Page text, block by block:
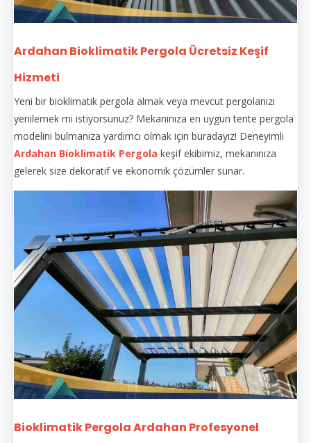
Ardahan Bioklimatik Pergola Ücretsiz Keşif
Hizmeti
Yeni bir bioklimatik pergola almak veya mevcut pergolanızı
yenilemek mi istiyorsunuz? Mekanınıza en uygun tente pergola
modelini bulmanıza yardımcı olmak için buradayız! Deneyimli
Ardahan Bioklimatik Pergola keşif ekibimiz, mekanınıza
gelerek size dekoratif ve ekonomik çözümler sunar.
Bioklimatik Pergola Ardahan Profesyonel